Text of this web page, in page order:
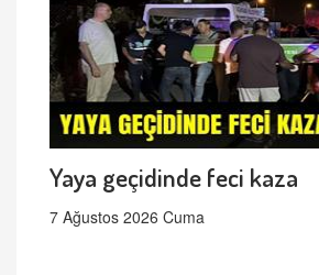
Yaya geçidinde feci kaza
7 Ağustos 2026 Cuma